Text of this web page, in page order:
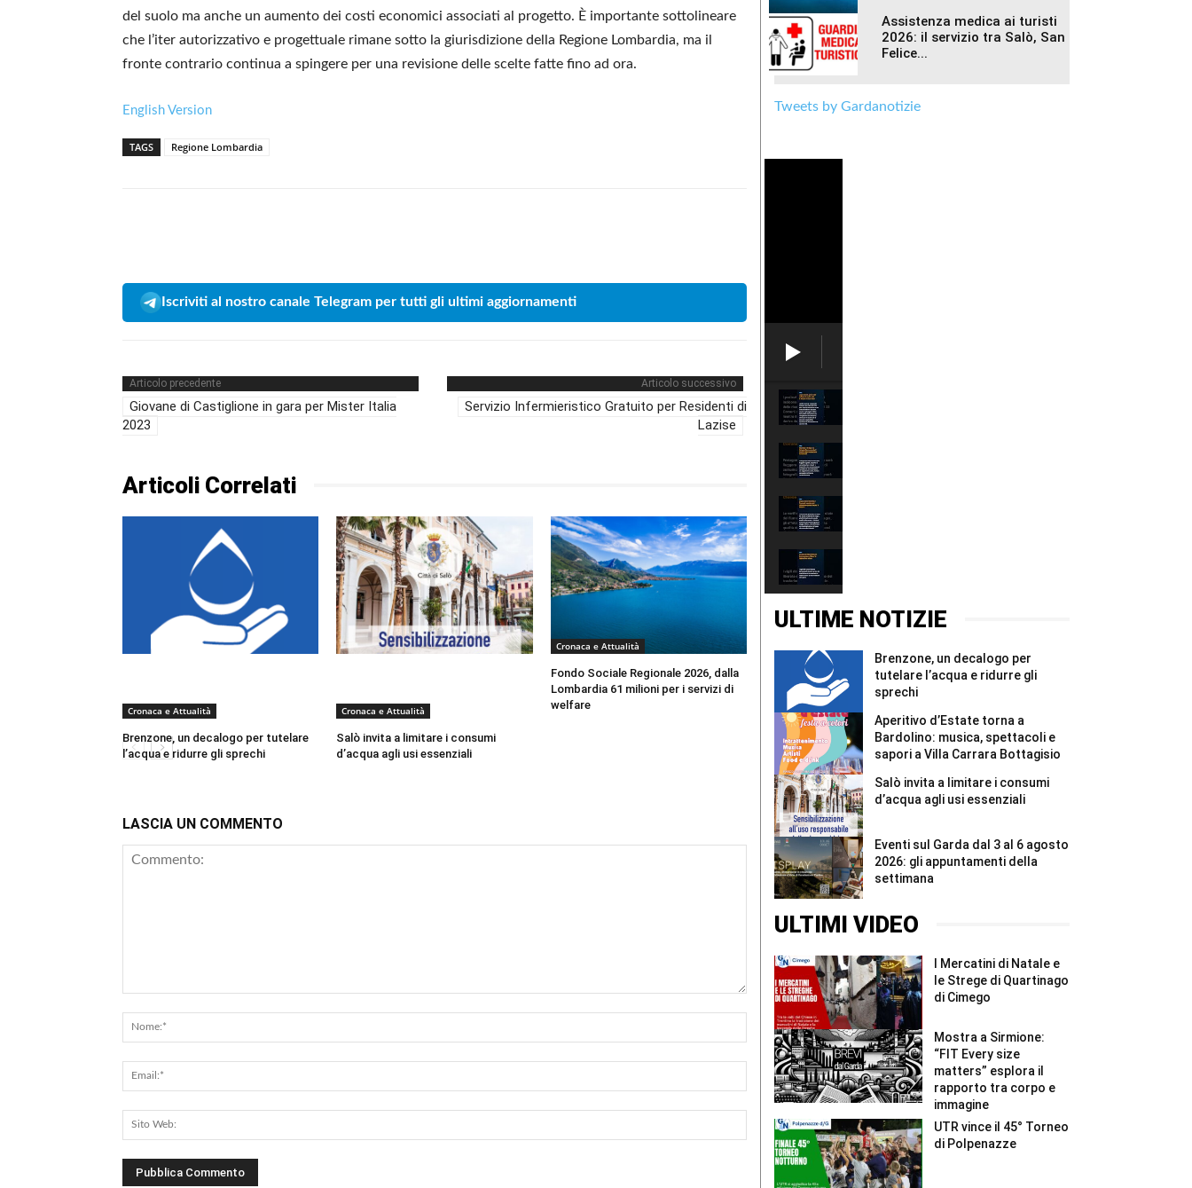
del suolo ma anche un aumento dei costi economici associati al progetto. È importante sottolineare
che l’iter autorizzativo e progettuale rimane sotto la giurisdizione della Regione Lombardia, ma il
fronte contrario continua a spingere per una revisione delle scelte fatte fino ad ora.
English Version
TAGS Regione Lombardia
Iscriviti al nostro canale Telegram per tutti gli ultimi aggiornamenti
Articolo precedente
Giovane di Castiglione in gara per Mister Italia
2023
Articolo successivo
Servizio Infermieristico Gratuito per Residenti di
Lazise
Articoli Correlati
Cronaca e Attualità
Brenzone, un decalogo per tutelare
l’acqua e ridurre gli sprechi
Cronaca e Attualità
Salò invita a limitare i consumi
d’acqua agli usi essenziali
Cronaca e Attualità
Fondo Sociale Regionale 2026, dalla
Lombardia 61 milioni per i servizi di
welfare
LASCIA UN COMMENTO
Nome:*
Email:*
Web:
Assistenza medica ai turisti
2026: il servizio tra Salò, San
Felice...
Tweets by Gardanotizie
#Shorts
il
Chiese
illesa
la
di
anno
#Shorts
ULTIME NOTIZIE
Brenzone, un decalogo per
tutelare l’acqua e ridurre gli
sprechi
Aperitivo d’Estate torna a
Bardolino: musica, spettacoli e
sapori a Villa Carrara Bottagisio
Salò invita a limitare i consumi
d’acqua agli usi essenziali
Eventi sul Garda dal 3 al 6 agosto
2026: gli appuntamenti della
settimana
ULTIMI VIDEO
I Mercatini di Natale e
le Strege di Quartinago
di Cimego
Mostra a Sirmione:
“FIT Every size
matters” esplora il
rapporto tra corpo e
immagine
UTR vince il 45° Torneo
di Polpenazze